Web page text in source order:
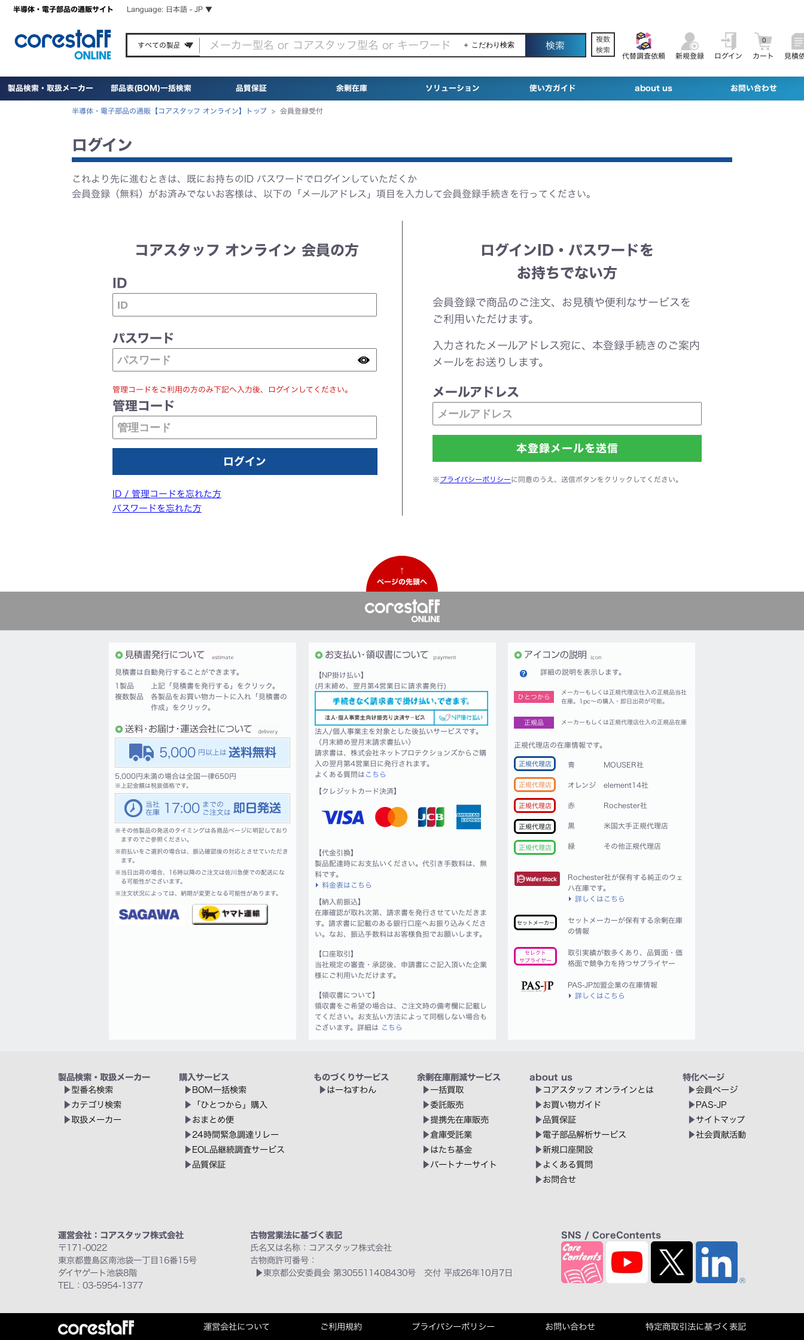
半導体・電子部品の通販サイト Language: 日本語 - JP ▼
＋ こだわり検索
複数
検索
代替調査依頼
新規登録 ログイン カート
0
見積
製品検索・取扱メーカー 部品表(BOM)一括検索 品質保証 余剰在庫 ソリューション 使い方ガイド about us お問い合わせ
半導体・電子部品の通販【コアスタッフ オンライン】トップ > 会員登録受付
ログイン
これより先に進むときは、既にお持ちのID パスワードでログインしていただくか
会員登録（無料）がお済みでないお客様は、以下の「メールアドレス」項目を入力して会員登録手続きを行ってください。
コアスタッフ オンライン 会員の方
ID
パスワード
管理コードをご利用の方のみ下記へ入力後、ログインしてください。
管理コード
ID / 管理コードを忘れた方
パスワードを忘れた方
ログインID・パスワードを
お持ちでない方
会員登録で商品のご注文、お見積や便利なサービスを
ご利用いただけます。
入力されたメールアドレス宛に、本登録手続きのご案内
メールをお送りします。
メールアドレス
※プライバシーポリシーに同意のうえ、送信ボタンをクリックしてください。
↑
ページの先頭へ
見積書は自動発行することができます。
1製品
上記「見積書を発行する」をクリック。
複数製品
各製品をお買い物カートに入れ「見積書の
作成」をクリック。
5,000
5,000円未満の場合は全国一律650円
※ 上記金額は税抜価格です。
17:00
※その他製品の発送のタイミングは各商品ページに明記しており
ますのでご参照ください。
※前払いをご選択の場合は、振込確認後の対応とさせていただき
ます。
※ 当日出荷の場合、16時以降のご注文は佐川急便での配送にな
る可能性がございます。
※注文状況によっては、納期が変更となる可能性があります。
【NP掛け払い】
(月末締め、翌月第4営業日に請求書発行)
法人/個人事業主を対象とした後払いサービスです。
（月末締め翌月末請求書払い）
請求書は、株式会社ネットプロテクションズからご購
入の翌月第4営業日に発行されます。
よくある質問は こちら
【クレジットカード決済】
【代金引換】
製品配達時にお支払いください。代引き手数料は、無
料です。
料金表はこちら
【納入前振込】
在庫確認が取れ次第、請求書を発行させていただきま
す。請求書に記載のある銀行口座へお振り込みくださ
い。なお、振込手数料はお客様負担でお願いします。
【口座取引】
当社規定の審査・承認後、申請書にご記入頂いた企業
様にご利用いただけます。
【領収書について】
領収書をご希望の場合は、ご注文時の備考欄に記載し
てください。お支払い方法によって同梱しない場合も
ございます。詳細は こちら
詳細の説明を表示します。
ひとつから
メーカーもしくは正規代理店仕入の正規品当社
在庫。1pc〜の購入・即日出荷が可能。
正規品 メーカーもしくは正規代理店仕入の正規品在庫
正規代理店の在庫情報です。
正規代理店
正規代理店
正規代理店
正規代理店
正規代理店
青 MOUSER社
オレンジ element14社
赤 Rochester社
黒 米国大手正規代理店
緑 その他正規代理店
Rochester社が保有する純正のウェ
ハ在庫です。
詳しくはこちら
セットメーカー
セットメーカーが保有する余剰在庫
の情報
セレクト
サプライヤー
取引実績が数多くあり、品質面・価
格面で競争力を持つサプライヤー
PAS-JP加盟企業の在庫情報
詳しくはこちら
製品検索・取扱メーカー
型番名検索
カテゴリ検索
取扱メーカー
購入サービス
BOM一括検索
「ひとつから」購入
おまとめ便
24時間緊急調達リレー
EOL品継続調査サービス
品質保証
ものづくりサービス
はーねすわん
余剰在庫削減サービス
一括買取
委託販売
提携先在庫販売
倉庫受託業
はたち基金
パートナーサイト
about us
コアスタッフ オンラインとは
お買い物ガイド
品質保証
電子部品解析サービス
新規口座開設
よくある質問
お問合せ
特化ページ
会員ページ
PAS-JP
サイトマップ
社会貢献活動
運営会社：コアスタッフ株式会社
〒171-0022
東京都豊島区南池袋一丁目16番15号
ダイヤゲート池袋8階
TEL：03-5954-1377
古物営業法に基づく表記
氏名又は名称：コアスタッフ株式会社
古物商許可番号：
東京都公安委員会 第305511408430号 交付 平成26年10月7日
SNS / CoreContents
運営会社について ご利用規約 プライバシーポリシー お問い合わせ 特定商取引法に基づく表記